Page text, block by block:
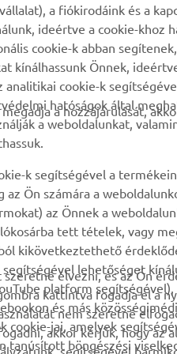
rendszerek
beavatkozók
iskola
információk
szervizeknek
Safety Data
a fiókirodáink és a
ideértve a cookie-khoz
cookie-k abban
kínálhassunk Önnek,
analitikai cookie-k
hatóságok által
a weboldalunkat,
a hozzájárulását,
k segítségével a
Ön számára a
az Önnek a
tett tételek, vagy
kikövetkeztethető
lehetőséget
platform
és más
cookie-jai, amelyek
tanúsított böngészési
szeretné élvezni, és az Ön
kattintva fogadja el a
nem szeretné
akkor kérjük, hogy az
segítségével